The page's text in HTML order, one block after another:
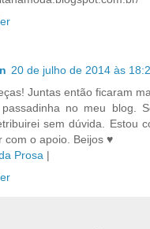
20 de julho de 2014 às
Juntas então ficaram
no meu blog.
sem dúvida. Estou
com o apoio. Beijos ♥
Prosa |